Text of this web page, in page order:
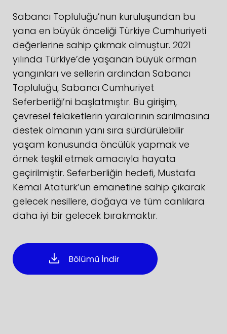
Sabancı Topluluğu’nun kuruluşundan bu
yana en büyük önceliği Türkiye Cumhuriyeti
değerlerine sahip çıkmak olmuştur. 2021
yılında Türkiye’de yaşanan büyük orman
yangınları ve sellerin ardından Sabancı
Topluluğu, Sabancı Cumhuriyet
Seferberliği’ni başlatmıştır. Bu girişim,
çevresel felaketlerin yaralarının sarılmasına
destek olmanın yanı sıra sürdürülebilir
yaşam konusunda öncülük yapmak ve
örnek teşkil etmek amacıyla hayata
geçirilmiştir. Seferberliğin hedefi, Mustafa
Kemal Atatürk’ün emanetine sahip çıkarak
gelecek nesillere, doğaya ve tüm canlılara
daha iyi bir gelecek bırakmaktır.